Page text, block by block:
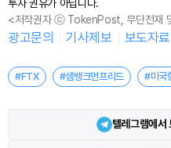
투자 권유가 아닙니다.
<저작권자 ⓒ TokenPost, 무단전재
광고문의 기사제보 보도자료
#FTX #샘뱅크먼프리드 #미국
텔레그램에서